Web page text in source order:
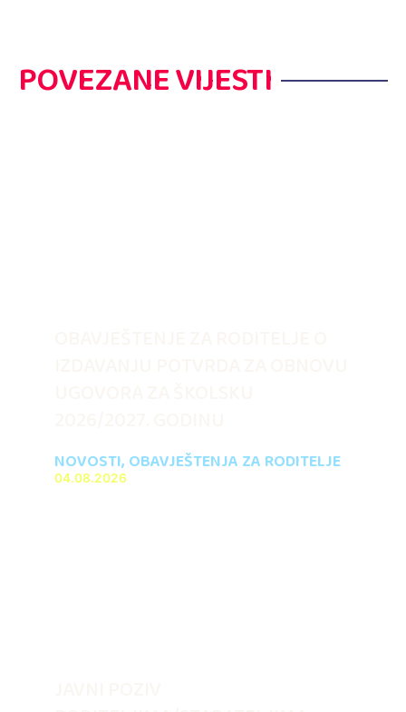
POVEZANE VIJESTI
NOVOSTI, OBAVJEŠTENJA ZA RODITELJE
04.08.2026